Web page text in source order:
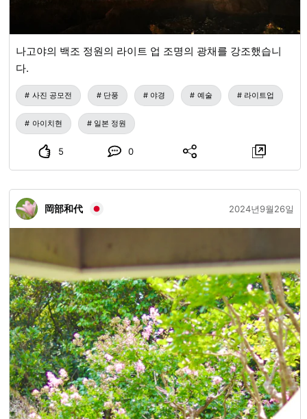
나고야의 백조 정원의 라이트 업 조명의 광채를 강조했습니
다.
사진 공모전 단풍 야경 예술 라이트업
아이치현 일본 정원
5 0
岡部和代 2024년9월26일